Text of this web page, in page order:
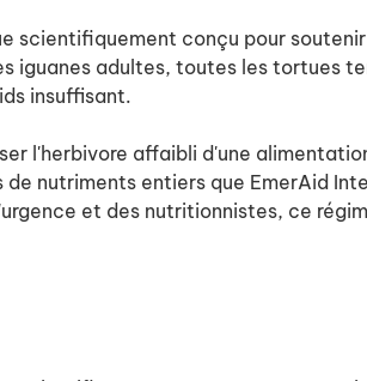
scientifiquement conçu pour
iguanes adultes, toutes les tortues
insuffisant.
l'herbivore affaibli d'une
nutriments entiers que EmerAid
et des nutritionnistes, ce